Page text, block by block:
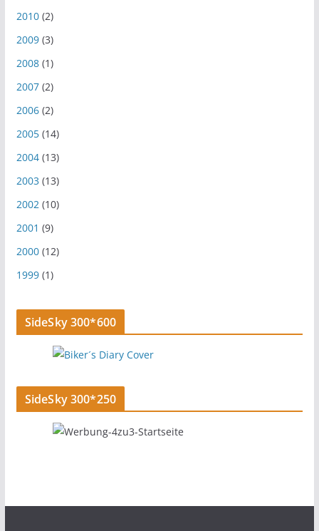
2010(2)
2009(3)
2008(1)
2007(2)
2006(2)
2005(14)
2004(13)
2003 (13)
2002(10)
2001 (9)
2000(12)
1999(1)
SideSky 300*600
SideSky 300*250